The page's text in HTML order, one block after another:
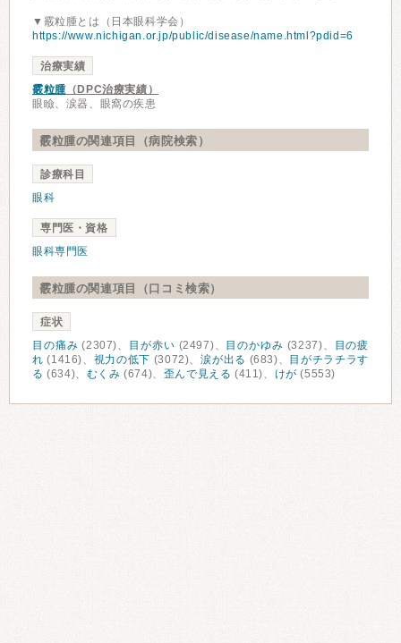
▼霰粒腫とは（日本眼科学会）
https://www.nichigan.or.jp/public/disease/name.html?pdid=6
治療実績
霰粒腫（DPC治療実績）
眼瞼、涙器、眼窩の疾患
霰粒腫の関連項目（病院検索）
診療科目
眼科
専門医・資格
眼科専門医
霰粒腫の関連項目（口コミ検索）
症状
目の痛み (2307)、 目が赤い (2497)、 目のかゆみ (3237)、
目の疲
れ (1416)、 視力の低下 (3072)、涙が出る (683)、
目がチラチラす
る (634)、 むくみ (674)、 歪んで見える (411)、 けが (5553)